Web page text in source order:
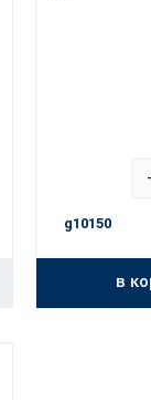
-
g10150
в